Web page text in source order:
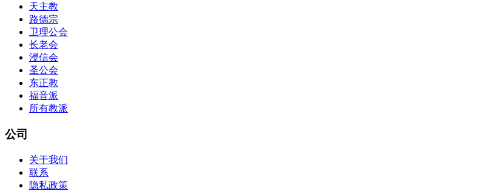
天主教
路德宗
卫理公会
长老会
浸信会
圣公会
东正教
福音派
所有教派
公司
关于我们
联系
隐私政策